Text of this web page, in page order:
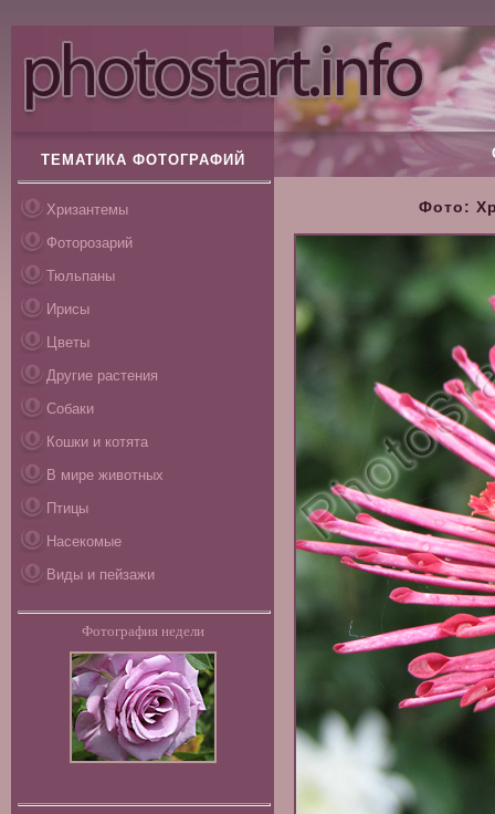
ТЕМАТИКА ФОТОГРАФИЙ
Хризантемы
Фоторозарий
Тюльпаны
Ирисы
Цветы
Другие растения
Собаки
Кошки и котята
В мире животных
Птицы
Насекомые
Виды и пейзажи
Фотография недели
Фото: